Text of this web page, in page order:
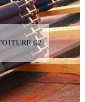
62